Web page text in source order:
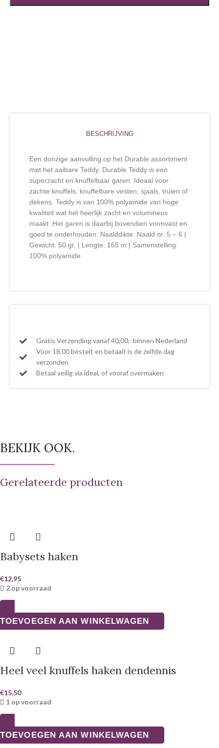
BESCHRIJVING
Een donzige aanvulling op het Durable assortiment
met het aaibare Teddy. Durable Teddy is een
superzacht en knuffelbaar garen. Ideaal voor
zachte knuffels, knuffelbare vesten, sjaals, truien of
dekens. Teddy is van 100% polyamide van hoge
kwaliteit wat het heerlijk zacht en volumineus
maakt. Het garen is daarbij bovendien vormvast en
goed te onderhouden. Naalddikte: Naald nr. 5 – 6 |
Gewicht: 50 gr. | Lengte: 165 m | Samenstelling:
100% polyamide
Gratis Verzending vanaf 40,00,- binnen Nederland
Voor 18.00 bestelt en betaalt is de zelfde dag
verzonden
Betaal veilig via ideal, of vooraf overmaken
BEKIJK OOK.
Gerelateerde producten
Babysets haken
€12,95
2 op voorraad
TOEVOEGEN AAN WINKELWAGEN
Heel veel knuffels haken dendennis
€15,50
1 op voorraad
TOEVOEGEN AAN WINKELWAGEN